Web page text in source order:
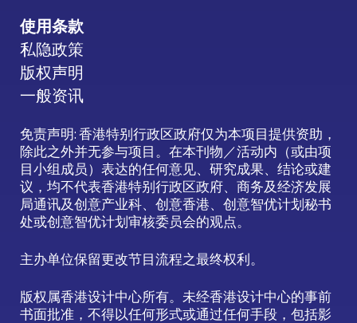
使用条款
私隐政策
版权声明
一般资讯
免责声明: 香港特别行政区政府仅为本项目提供资助，
除此之外并无参与项目。在本刊物／活动内（或由项
目小组成员）表达的任何意见、研究成果、结论或建
议，均不代表香港特别行政区政府、商务及经济发展
局通讯及创意产业科、创意香港、创意智优计划秘书
处或创意智优计划审核委员会的观点。
主办单位保留更改节目流程之最终权利。
版权属香港设计中心所有。未经香港设计中心的事前
书面批准，不得以任何形式或通过任何手段，包括影